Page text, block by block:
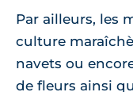
Par ailleurs, les
culture
navets ou
de fleurs ainsi